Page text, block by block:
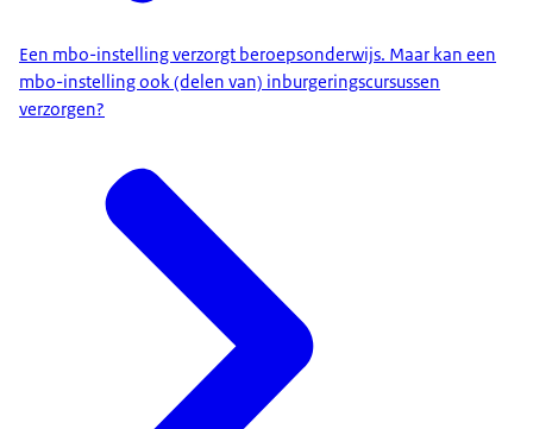
Een mbo-instelling verzorgt beroepsonderwijs. Maar kan een
mbo-instelling ook (delen van) inburgeringscursussen
verzorgen?